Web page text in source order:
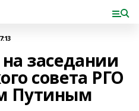
заседании
совета РГО
Путиным